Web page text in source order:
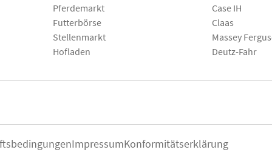
Pferdemarkt
Futterbörse
Stellenmarkt
Hofladen
Case IH
Claas
Massey
Deutz-Fahr
ImpressumKonformitätserklärung